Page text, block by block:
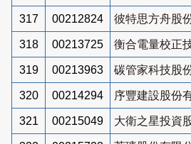
317 00212824 彼特思方舟股
318 00213725 衡合電量校正
319 00213963 碳管家科技股
320 00214294 序豐建設股份
321 00215049 大衛之星投資